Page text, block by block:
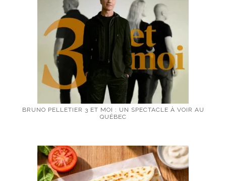
BRUNO PELLETIER 3 ET MOI : UN SPECTACLE À VOIR AU
QUÉBEC